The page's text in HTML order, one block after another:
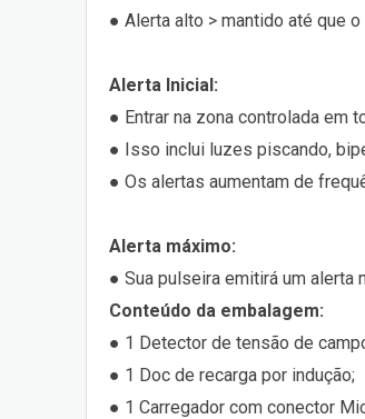
● Alerta alto > mantido até que
Alerta Inicial:
● Entrar na zona controlada
● Isso inclui luzes piscando,
● Os alertas aumentam de
Alerta máximo:
● Sua pulseira emitirá um alerta
Conteúdo da embalagem:
● 1 Detector de tensão de
● 1 Doc de recarga por indução;
● 1 Carregador com conector